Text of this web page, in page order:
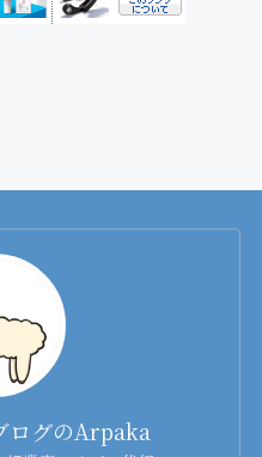
ログのArpaka